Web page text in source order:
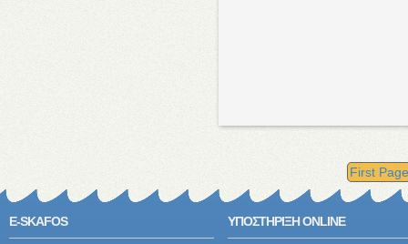
First Page
E-SKAFOS ΥΠΟΣΤΗΡΙΞΗ ONLINE